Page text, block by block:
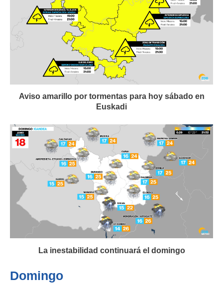
Aviso amarillo por tormentas para hoy sábado en
Euskadi
La inestabilidad continuará el domingo
Domingo